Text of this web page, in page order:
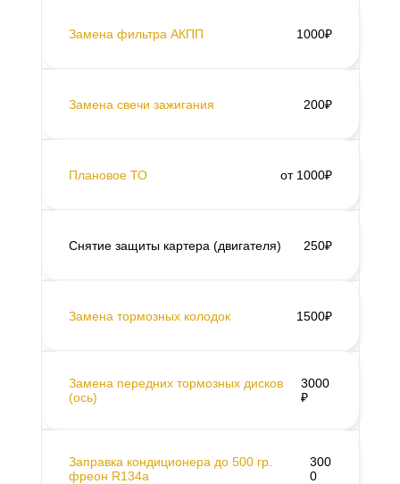
Замена фильтра АКПП 1000₽
Замена свечи зажигания 200₽
Плановое ТО от 1000₽
Снятие защиты картера (двигателя) 250₽
Замена тормозных колодок 1500₽
Замена передних тормозных дисков
(ось)
3000
₽
Заправка кондиционера до 500 гр.
фреон R134a
300
0